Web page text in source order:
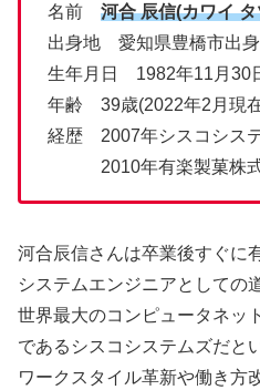
名前 河合 辰信(カワイ
出身地 愛知県豊橋市出身
生年月日 1982年11月30
年齢 39歳(2022年2月現
経歴 2007年シスコシス
2010年有楽製菓株式
河合辰信さんは卒業後すぐに
システムエンジニアとしての
世界最大のコンピュータネッ
であるシスコシステムズだと
ワークスタイル革新や働き方